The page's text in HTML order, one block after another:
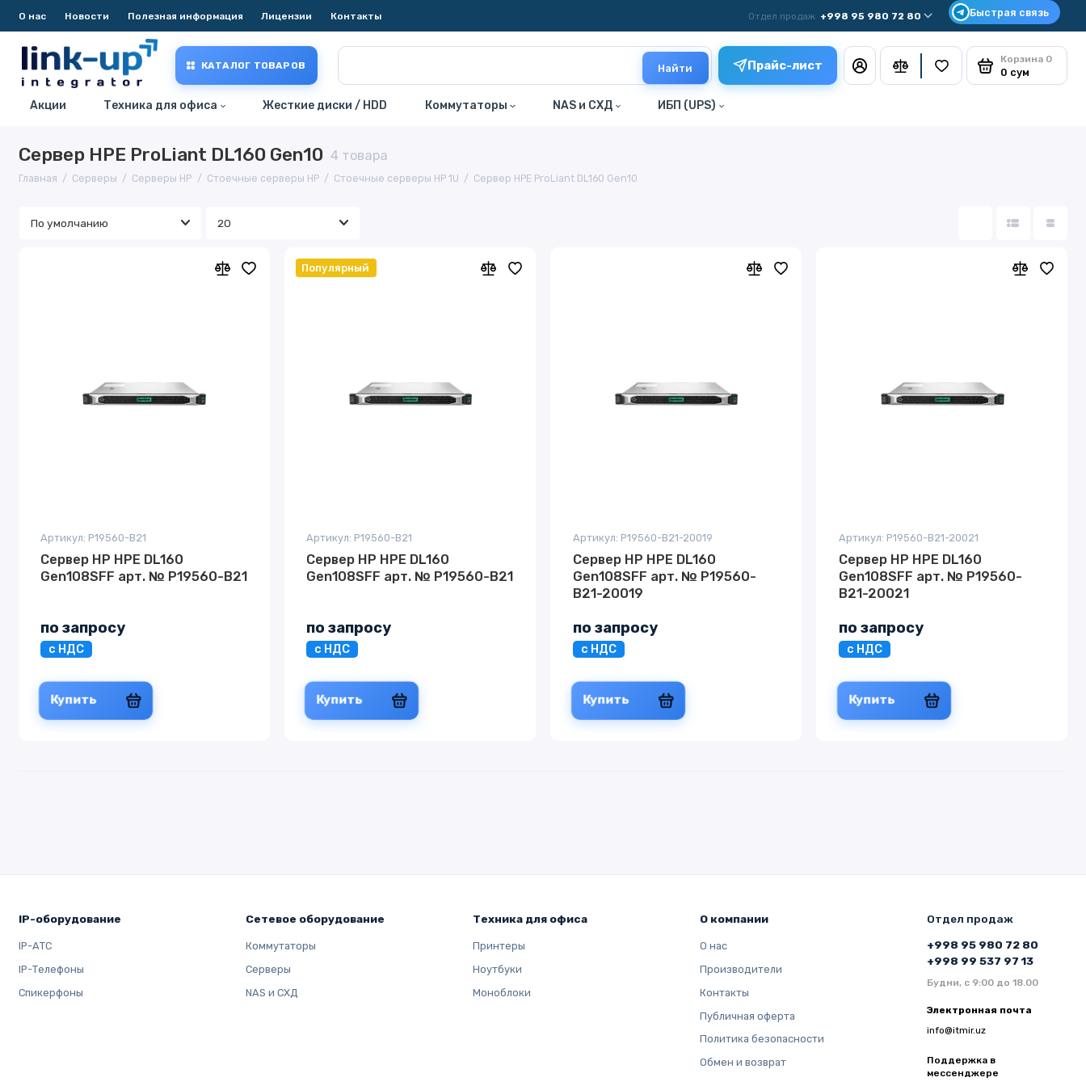
О нас Новости Полезная информация Лицензии Контакты Отдел продаж +998 95 980 72 80
КАТАЛОГ ТОВАРОВ Найти Прайс-лист Корзина 0
0 сум
Акции Техника для офиса Жесткие диски / HDD Коммутаторы NAS и СХД ИБП (UPS)
Сервер HPE ProLiant DL160 Gen10 4 товара
Главная Серверы Серверы HP Стоечные серверы HP Стоечные серверы HP 1U Сервер HPE ProLiant DL160 Gen10
Артикул: P19560-B21
Сервер HP HPE DL160
Gen108SFF арт. № P19560-B21
по запросу
с НДС
Купить
Популярный
Артикул: P19560-B21
Сервер HP HPE DL160
Gen108SFF арт. № P19560-B21
по запросу
с НДС
Купить
Артикул: P19560-B21-20019
Сервер HP HPE DL160
Gen108SFF арт. № P19560-
B21-20019
по запросу
с НДС
Купить
Артикул: P19560-B21-20021
Сервер HP HPE DL160
Gen108SFF арт. № P19560-
B21-20021
по запросу
с НДС
Купить
IP-оборудование
IP-АТС
IP-Телефоны
Спикерфоны
Сетевое оборудование
Коммутаторы
Серверы
NAS и СХД
Техника для офиса
Принтеры
Ноутбуки
Моноблоки
О компании
О нас
Производители
Контакты
Публичная оферта
Политика безопасности
Обмен и возврат
Отдел продаж
+998 95 980 72 80
+998 99 537 97 13
Будни, с 9:00 до 18.00
Электронная почта
info@itmir.uz
Поддержка в
мессенджере